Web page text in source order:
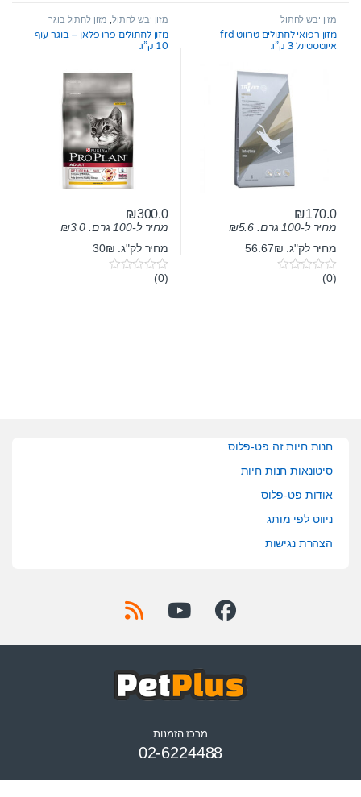
t
f
5
t
f
5
מזון יבש לחתול
מזון רפואי לחתולים טרווט frd
אינטסטינל 3 ק”ג
₪170.0
מחיר ל-100 גרם: ₪5.6
מחיר לק"ג: 56.67₪
0(0)
מזון יבש לחתול מזון לחתול בוגר
מזון לחתולים פרו פלאן – בוגר עוף
10 ק”ג
₪300.0
מחיר ל-100 גרם: ₪3.0
מחיר לק"ג: 30₪
0(0)
חנות חיות זה פט-פלוס
סיטונאות חנות חיות
אודות פט-פלוס
ניווט לפי מותג
הצהרת נגישות
מרכז הזמנות
02-6224488